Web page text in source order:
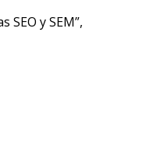
y SEM”,